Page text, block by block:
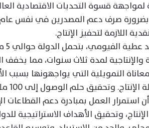
لمواجهة قسوة التحديات الاقتصادية
صرف دعم المصدرين في نفس عام
اللازمة لتحفيز الإنتاج.
والإنتاجية لمدة ثلاث سنوات، مما
التمويلية التي يواجهونها بسبب
حلم الوصول إلى 100 مليار دولار صادرات سنويا.
استمرار العمل بمبادرة دعم
وتحقيق الأهداف الاستراتيجية